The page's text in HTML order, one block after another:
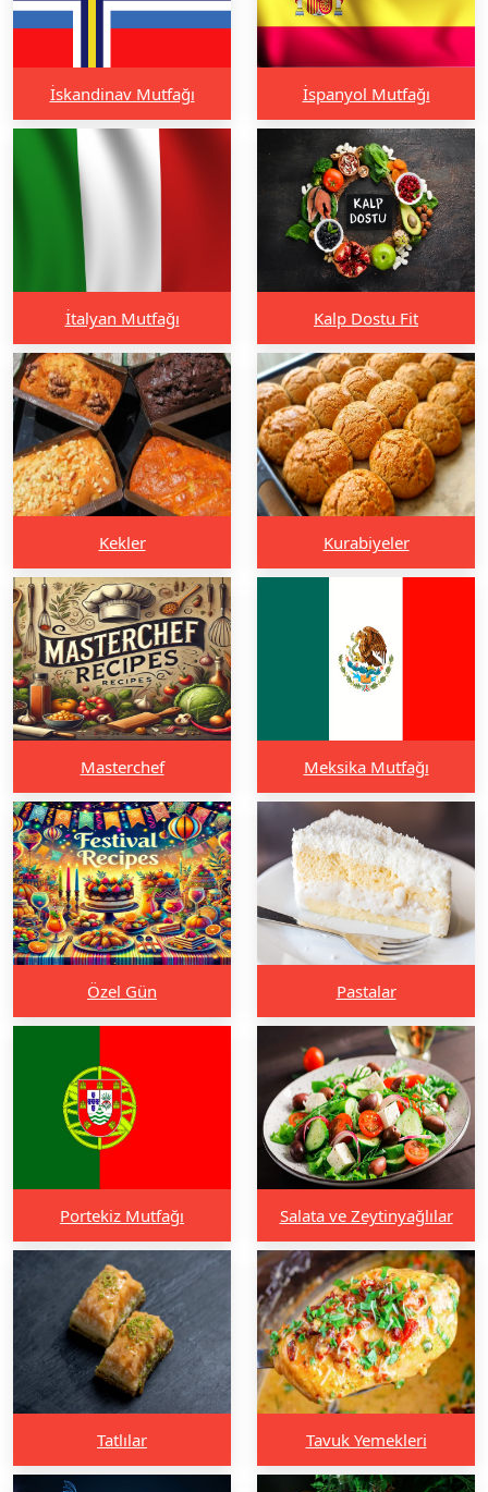
İskandinav Mutfağı İspanyol Mutfağı
İtalyan Mutfağı Kalp Dostu Fit
Kekler Kurabiyeler
Masterchef Meksika Mutfağı
Özel Gün Pastalar
Portekiz Mutfağı Salata ve Zeytinyağlılar
Tatlılar Tavuk Yemekleri